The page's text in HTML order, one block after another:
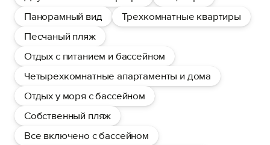
Панорамный вид
Трехкомнатные квартиры
Песчаный пляж
Отдых с питанием и бассейном
Четырехкомнатные апартаменты и дома
Отдых у моря с бассейном
Собственный пляж
Все включено с бассейном